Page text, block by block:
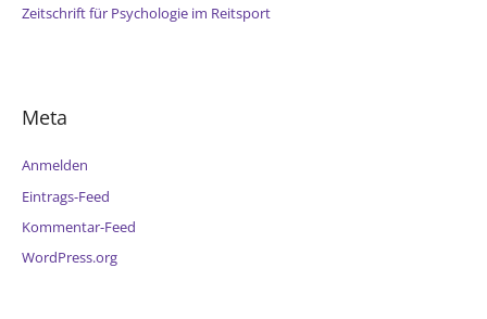
Zeitschrift für Psychologie im Reitsport
Meta
Anmelden
Eintrags-Feed
Kommentar-Feed
WordPress.org